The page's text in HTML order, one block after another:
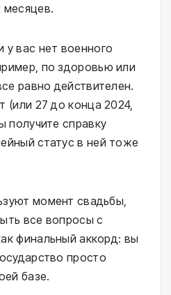
месяцев.
вас нет военного
по здоровью или
равно действителен.
(или 27 до конца 2024,
получите справку
статус в ней тоже
момент свадьбы,
все вопросы с
финальный аккорд: вы
просто
базе.